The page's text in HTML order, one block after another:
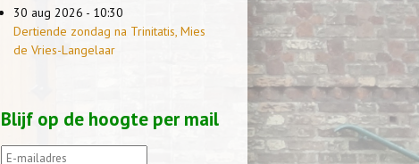
30 aug 2026 - 10:30
Dertiende zondag na Trinitatis, Mies
de Vries-Langelaar
Blijf op de hoogte per mail